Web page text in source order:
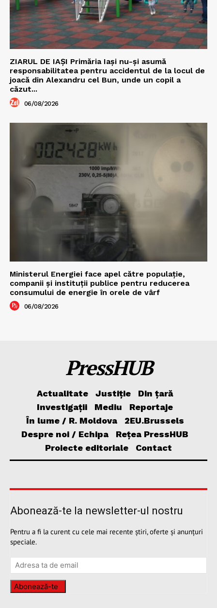
ZIARUL DE IAȘI Primăria Iași nu-și asumă
responsabilitatea pentru accidentul de la locul de
joacă din Alexandru cel Bun, unde un copil a
căzut...
06/08/2026
Ministerul Energiei face apel către populație,
companii și instituții publice pentru reducerea
consumului de energie în orele de vârf
06/08/2026
PressHUB
Actualitate Justiție
Din țară
Investigații
Mediu
Reportaje
În lume / R. Moldova
2EU.Brussels
Despre noi / Echipa
Rețea PressHUB
Proiecte editoriale
Contact
Abonează-te la newsletter-ul nostru
Pentru a fi la curent cu cele mai recente știri, oferte și anunțuri
speciale.
Abonează-te